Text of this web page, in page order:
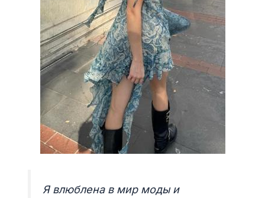
Я влюблена в мир моды и